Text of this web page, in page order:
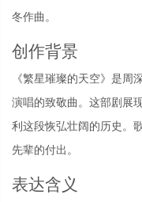
冬作曲。
创作背景
《繁星璀璨的天空》是周
演唱的致敬曲。这部剧展
利这段恢弘壮阔的历史。
先辈的付出。
表达含义